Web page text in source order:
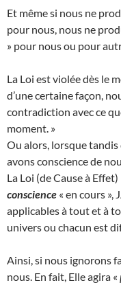
Et même si nous ne
pour nous, nous ne
» pour nous ou pour
La Loi est violée dès le
d’une certaine façon,
contradiction avec ce
moment. »
Ou alors, lorsque tandis
avons conscience de
La Loi (de Cause à
conscience « en cours
applicables à tout et à
univers ou chacun est
Ainsi, si nous ignorons
nous. En fait, Elle agira «